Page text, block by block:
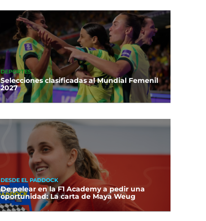
DEPORTES
Selecciones clasificadas al Mundial Femenil
2027
DESDE EL PADDOCK
De pelear en la F1 Academy a pedir una
oportunidad: La carta de Maya Weug